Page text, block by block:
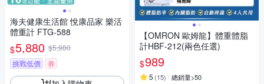
海夫健康生活館 悅康品家 樂活
體重計 FTG-588
$5,880 $5,980
挑戰低價
券
【OMRON 歐姆龍】體重體脂
計HBF-212(兩色任選)
$989
5 (15) 總銷量>50